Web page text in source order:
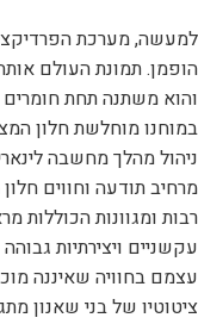
למעשה, מערכת
הופמן. תמונת העולם
והוא משתנה תחת
במוחנו מוחלשת חלון
ניהול מהלך מחשבה
מרחיב תודעה וחווים
רבות ומגוונות הכוללות
עקשניים ויצירתיות
עצמם בחוויה שאיננה
ציטוטיו של בני שאנון